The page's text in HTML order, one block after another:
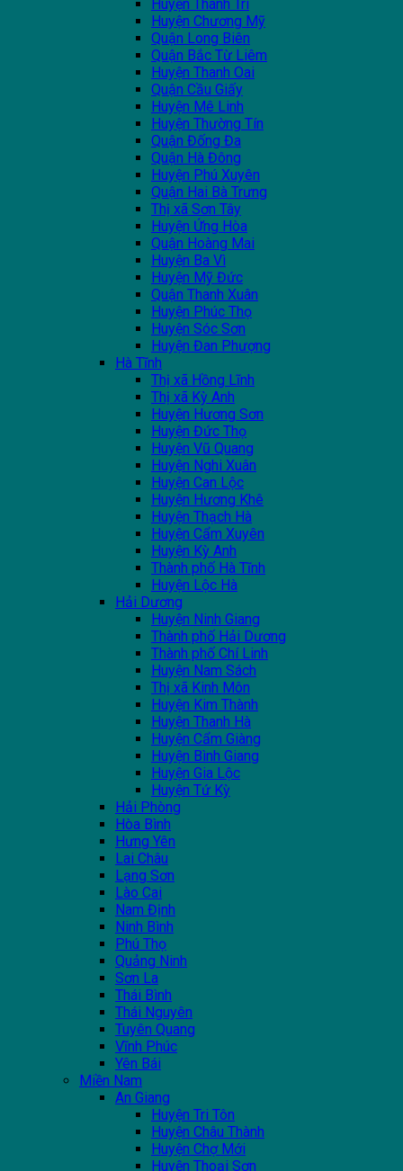
Huyện Thanh Trì
Huyện Chương Mỹ
Quận Long Biên
Quận Bắc Từ Liêm
Huyện Thanh Oai
Quận Cầu Giấy
Huyện Mê Linh
Huyện Thường Tín
Quận Đống Đa
Quận Hà Đông
Huyện Phú Xuyên
Quận Hai Bà Trưng
Thị xã Sơn Tây
Huyện Ứng Hòa
Quận Hoàng Mai
Huyện Ba Vì
Huyện Mỹ Đức
Quận Thanh Xuân
Huyện Phúc Thọ
Huyện Sóc Sơn
Huyện Đan Phượng
Hà Tĩnh
Thị xã Hồng Lĩnh
Thị xã Kỳ Anh
Huyện Hương Sơn
Huyện Đức Thọ
Huyện Vũ Quang
Huyện Nghi Xuân
Huyện Can Lộc
Huyện Hương Khê
Huyện Thạch Hà
Huyện Cẩm Xuyên
Huyện Kỳ Anh
Thành phố Hà Tĩnh
Huyện Lộc Hà
Hải Dương
Huyện Ninh Giang
Thành phố Hải Dương
Thành phố Chí Linh
Huyện Nam Sách
Thị xã Kinh Môn
Huyện Kim Thành
Huyện Thanh Hà
Huyện Cẩm Giàng
Huyện Bình Giang
Huyện Gia Lộc
Huyện Tứ Kỳ
Hải Phòng
Hòa Bình
Hưng Yên
Lai Châu
Lạng Sơn
Lào Cai
Nam Định
Ninh Bình
Phú Thọ
Quảng Ninh
Sơn La
Thái Bình
Thái Nguyên
Tuyên Quang
Vĩnh Phúc
Yên Bái
Miền Nam
An Giang
Huyện Tri Tôn
Huyện Châu Thành
Huyện Chợ Mới
Huyện Thoại Sơn